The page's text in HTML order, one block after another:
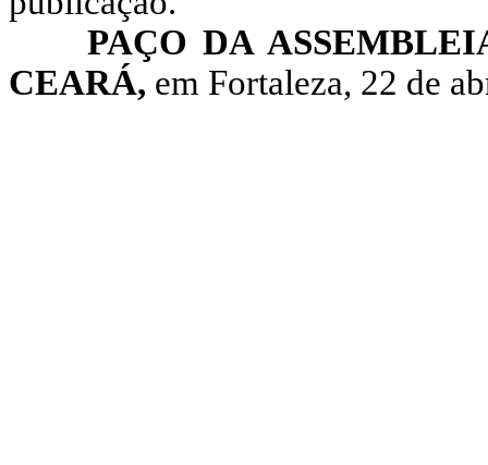
PAÇO DA
CEARÁ, em Fortaleza, 22 de